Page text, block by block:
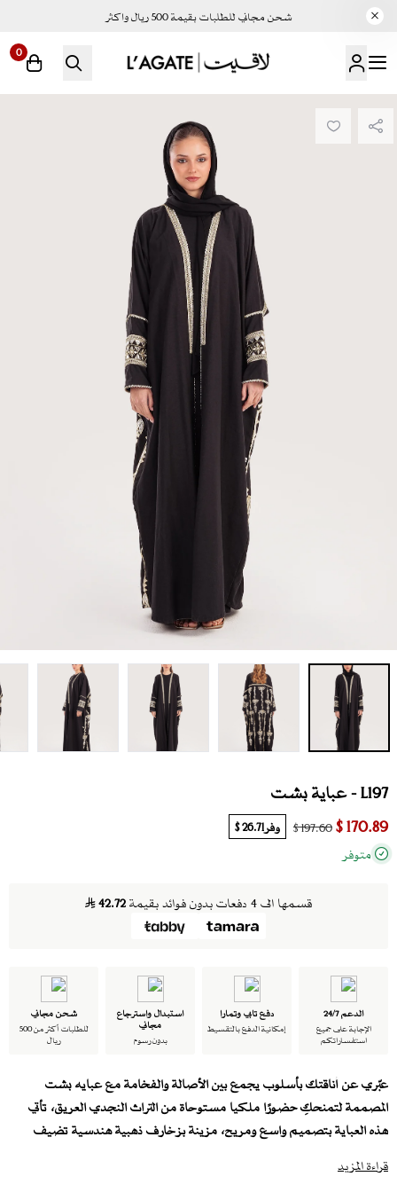
شحن مجاني للطلبات بقيمة 500 ريال واكثر
لاقيت | LAGATE
0
L197 - عباية بشت
170.89 $
197.60 $ وفر26.71 $
متوفر
قسمها الى 4 دفعات بدون فوائد بقيمة 42.72
الدعم 24/7
الإجابة على جميع
استفساراتكم
دفع تابي وتمارا
إمكانية الدفع بالتقسيط
استبدال واسترجاع
مجاني
بدون رسوم
شحن مجاني
للطلبات أكثر من 500
ريال
عبّري عن أناقتك بأسلوب يجمع بين الأصالة والفخامة مع عبايه بشت
المصممة لتمنحكِ حضورًا ملكيا مستوحاة من التراث النجدي العريق، تأتي
هذه العباية بتصميم واسع ومريح، مزينة بزخارف ذهبية هندسية تضيف
مواصفات عبايه بشت
قراءة المزيد